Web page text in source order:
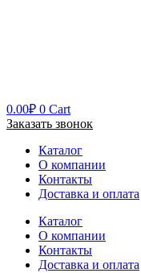
0.00₽ 0 Cart
Заказать звонок
Каталог
О компании
Контакты
Доставка и оплата
Каталог
О компании
Контакты
Доставка и оплата